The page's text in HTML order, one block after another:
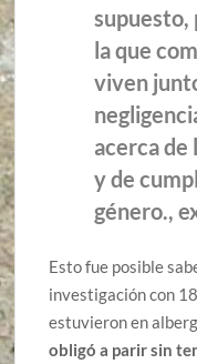
supuesto,
la que
viven
acerca de
y de
género.,
Esto fue posible
investigación con
estuvieron en
obligó a parir sin